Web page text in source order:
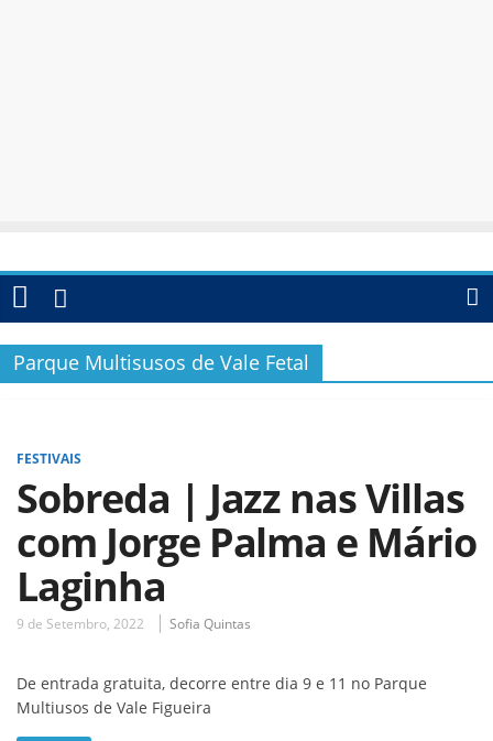
Parque Multisusos de Vale Fetal
FESTIVAIS
Sobreda | Jazz nas Villas
com Jorge Palma e Mário
Laginha
9 de Setembro, 2022 Sofia Quintas
De entrada gratuita, decorre entre dia 9 e 11 no Parque
Multiusos de Vale Figueira